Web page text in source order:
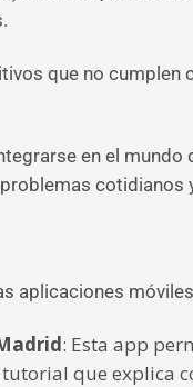
que no
en el
aplicaciones
: Esta app
que explica